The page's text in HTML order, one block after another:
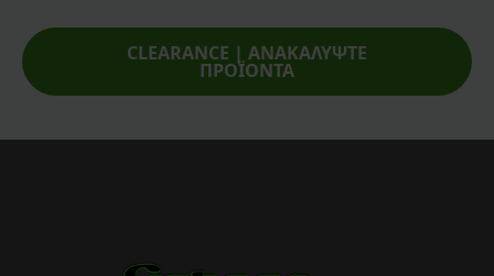
CLEARANCE | ΑΝΑΚΑΛΥΨΤΕ
ΠΡΟΪΟΝΤΑ